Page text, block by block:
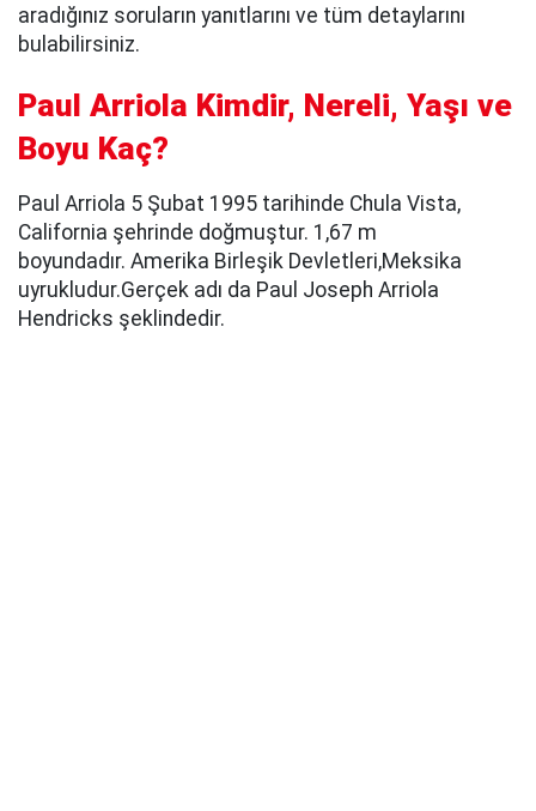
aradığınız soruların yanıtlarını ve tüm detaylarını
bulabilirsiniz.
Paul Arriola Kimdir, Nereli, Yaşı ve
Boyu Kaç?
Paul Arriola 5 Şubat 1995 tarihinde Chula Vista,
California şehrinde doğmuştur. 1,67 m
boyundadır. Amerika Birleşik Devletleri,Meksika
uyrukludur.Gerçek adı da Paul Joseph Arriola
Hendricks şeklindedir.